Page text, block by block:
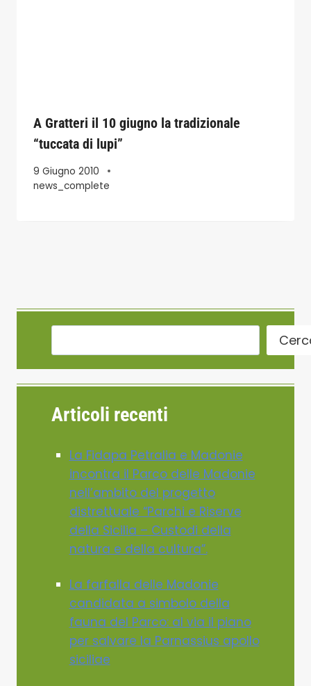
A Gratteri il 10 giugno la tradizionale
“tuccata di lupi”
9 Giugno 2010
news_complete
Articoli recenti
La Fidapa Petralia e Madonie
incontra il Parco delle Madonie
nell’ambito del progetto
distrettuale “Parchi e Riserve
della Sicilia – Custodi della
natura e della cultura”.
La farfalla delle Madonie
candidata a simbolo della
fauna del Parco: al via il piano
per salvare la Parnassius apollo
siciliae